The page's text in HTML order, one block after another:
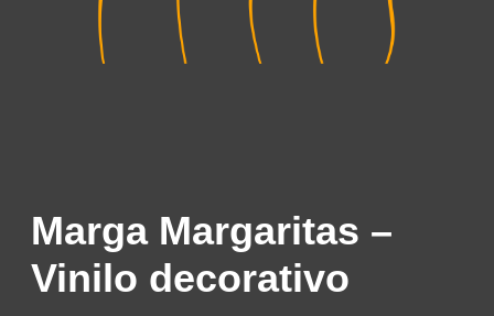
Marga Margaritas –
Vinilo decorativo